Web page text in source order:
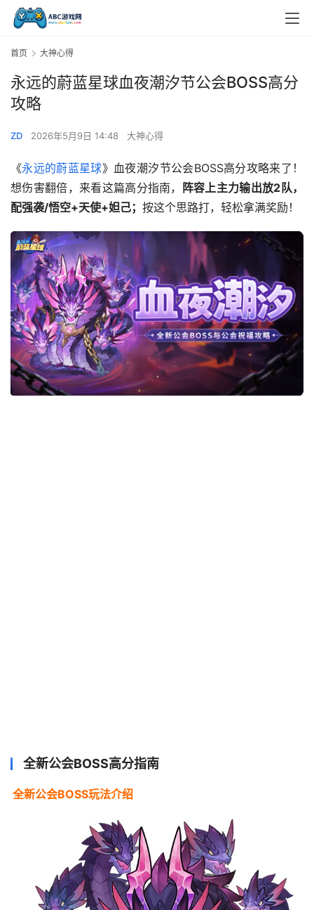
首页 大神心得
永远的蔚蓝星球血夜潮汐节公会BOSS高分
攻略
ZD 2026年5月9日 14:48 大神心得
《永远的蔚蓝星球》血夜潮汐节公会BOSS高分攻略来了！
想伤害翻倍，来看这篇高分指南，
阵容上主力输出放2队，
配强袭/悟空+天使+妲己； 按这个思路打，轻松拿满奖励！
全新公会BOSS高分指南
全新公会BOSS玩法介绍